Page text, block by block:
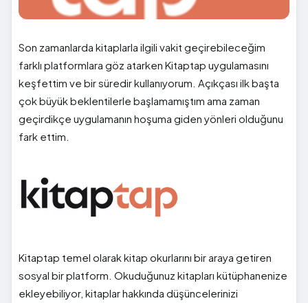
Son zamanlarda kitaplarla ilgili vakit geçirebileceğim
farklı platformlara göz atarken Kitaptap uygulamasını
keşfettim ve bir süredir kullanıyorum. Açıkçası ilk başta
çok büyük beklentilerle başlamamıştım ama zaman
geçirdikçe uygulamanın hoşuma giden yönleri olduğunu
fark ettim.
Kitaptap temel olarak kitap okurlarını bir araya getiren
sosyal bir platform. Okuduğunuz kitapları kütüphanenize
ekleyebiliyor, kitaplar hakkında düşüncelerinizi